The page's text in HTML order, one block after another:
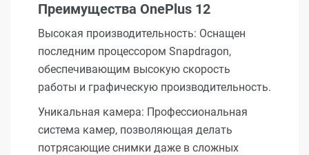
Преимущества OnePlus 12
Высокая производительность: Оснащен
последним процессором Snapdragon,
обеспечивающим высокую скорость
работы и графическую производительность.
Уникальная камера: Профессиональная
система камер, позволяющая делать
потрясающие снимки даже в сложных